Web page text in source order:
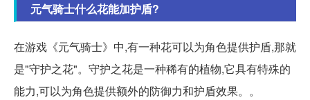
元气骑士什么花能加护盾?
在游戏《元气骑士》中,有一种花可以为角色提供护盾,那就
是"守护之花"。守护之花是一种稀有的植物,它具有特殊的
能力,可以为角色提供额外的防御力和护盾效果。。